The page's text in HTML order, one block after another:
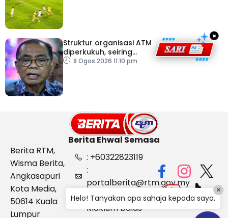
Struktur organisasi ATM
diperkukuh, seiring
pemodenan aset
8 Ogos 2026 11:10 pm
×
Berita Ehwal Semasa
Berita RTM,
Wisma Berita,
Angkasapuri
Kota Media,
50614 Kuala
Lumpur
: +60322823119
:
portalberita@rtm.gov.my
: Aduan &
Maklum balas
Helo! Tanyakan apa sahaja kepada saya.
×